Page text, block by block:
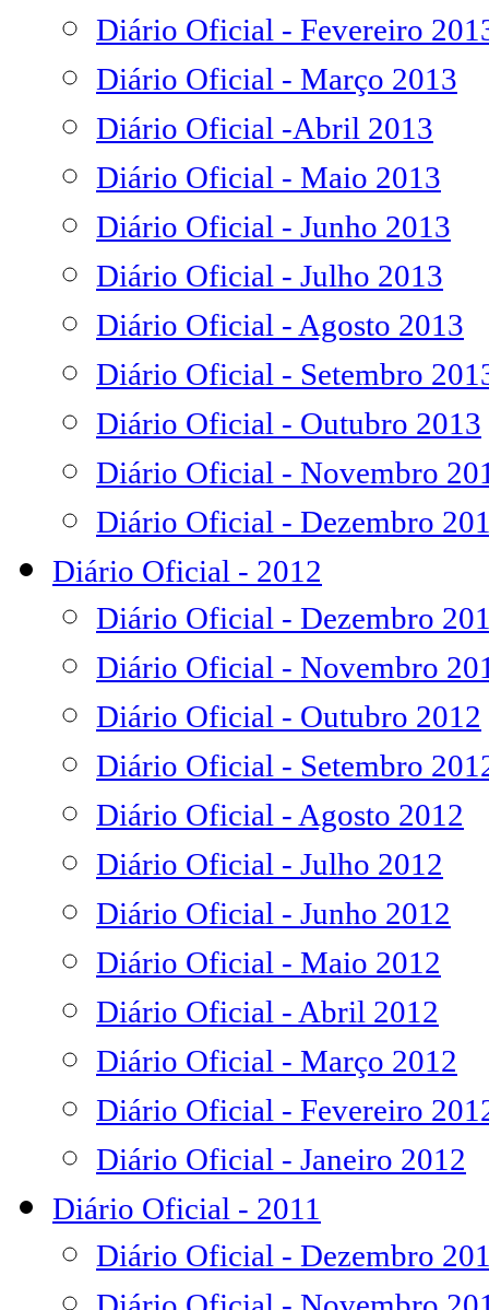
Diário Oficial - Fevereiro
Diário Oficial - Março 2013
Diário Oficial -Abril 2013
Diário Oficial - Maio 2013
Diário Oficial - Junho 2013
Diário Oficial - Julho 2013
Diário Oficial - Agosto 2013
Diário Oficial - Setembro
Diário Oficial - Outubro 2013
Diário Oficial - Novembro
Diário Oficial - Dezembro
Diário Oficial - 2012
Diário Oficial - Dezembro
Diário Oficial - Novembro
Diário Oficial - Outubro 2012
Diário Oficial - Setembro
Diário Oficial - Agosto 2012
Diário Oficial - Julho 2012
Diário Oficial - Junho 2012
Diário Oficial - Maio 2012
Diário Oficial - Abril 2012
Diário Oficial - Março 2012
Diário Oficial - Fevereiro
Diário Oficial - Janeiro 2012
Diário Oficial - 2011
Diário Oficial - Dezembro